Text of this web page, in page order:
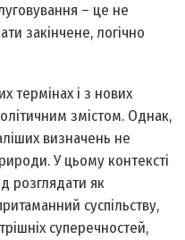
– це не
закінчене, логічно
термінах і з нових
змістом. Однак,
визначень не
У цьому контексті
розглядати як
суспільству,
суперечностей,